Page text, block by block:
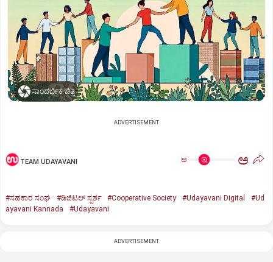
ಸಾಂದರ್ಭಿಕ ಚಿತ್ರ
ADVERTISEMENT
TEAM UDAYAVANI ಅ ಅ
#ಸಹಕಾರ ಸಂಘ #ಡಿಜಿಟಲ್‌ ಸ್ಪರ್ಶ #Cooperative Society #Udayavani Digital
#Ud
ayavani Kannada
#Udayavani
ADVERTISEMENT